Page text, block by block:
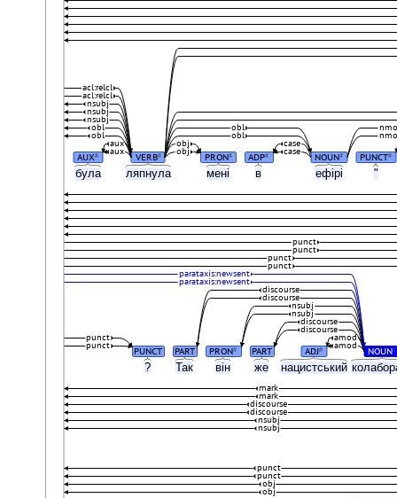
була ляпнула мені в ефірі "
? Так він же нацистський
AUX# VERB# PRON# ADP# NOUN# PUNCT#
case
case
aux
aux
obj
obj
obl
obl
obl
obl
nsubj
nsubj
nsubj
acl:relcl
acl:relcl
PUNCT PART PRON# PART ADJ# NOUN#
punct
punct
amod
amod
discourse
discourse
nsubj
nsubj
discourse
discourse
parataxis:newsent
parataxis:newsent
punct
punct
punct
punct
obj
obj
punct
punct
nsubj
nsubj
discourse
discourse
mark
mark